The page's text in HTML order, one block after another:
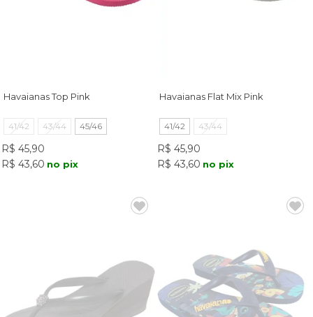
Havaianas Top Pink
41/42 43/44 45/46
R$ 45,90
R$ 43,60 no pix
Havaianas Flat Mix Pink
41/42 43/44
R$ 45,90
R$ 43,60 no pix